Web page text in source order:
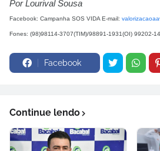
Por Lourival Sousa
Facebook: Campanha SOS VIDA E-mail:
Fones: (98)98114-3707(TIM)/98891-1931(OI) 99202-
Facebook
Continue lendo